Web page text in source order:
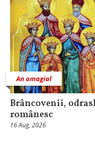
An omagial
Brâncovenii,
românesc
16 Aug, 2026